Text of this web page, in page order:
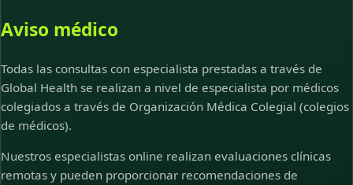
Aviso médico
Todas las consultas con especialista prestadas a través de
Global Health se realizan a nivel de especialista por médicos
colegiados a través de Organización Médica Colegial (colegios
de médicos).
Nuestros especialistas online realizan evaluaciones clínicas
remotas y pueden proporcionar recomendaciones de